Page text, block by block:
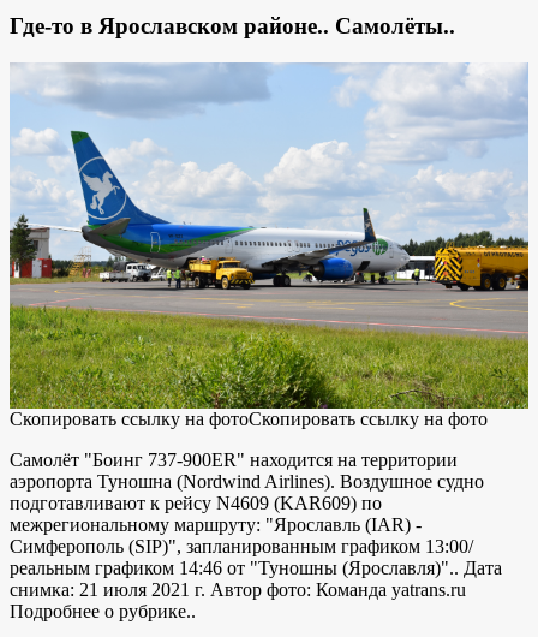
Где-то в Ярославском районе.. Самолёты..
Скопировать ссылку на фотоСкопировать ссылку на фото
Самолёт "Боинг 737-900ER" находится на территории
аэропорта Туношна (Nordwind Airlines). Воздушное судно
подготавливают к рейсу N4609 (KAR609) по
межрегиональному маршруту: "Ярославль (IAR) -
Симферополь (SIP)", запланированным графиком 13:00/
реальным графиком 14:46 от "Туношны (Ярославля)".. Дата
снимка: 21 июля 2021 г. Автор фото: Команда yatrans.ru
Подробнее о рубрике..